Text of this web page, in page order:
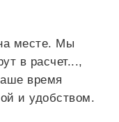
месте. Мы
в расчет...,
время
и удобством.